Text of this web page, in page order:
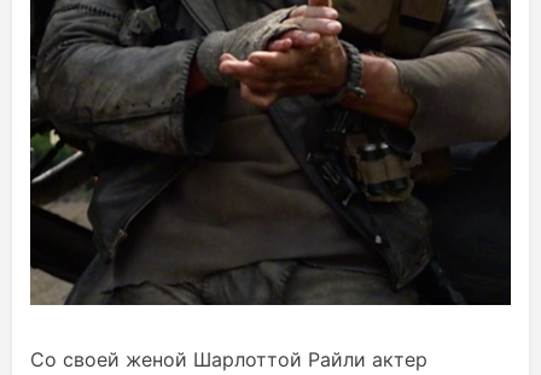
Со своей женой Шарлоттой Райли актер